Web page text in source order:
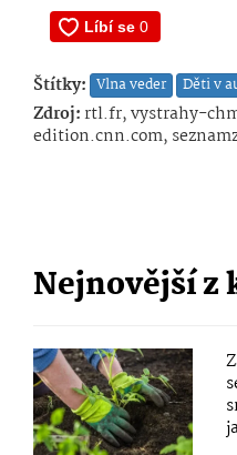
Štítky: Vlna veder Děti v
Zdroj:rtl.fr, vystrahy-
edition.cnn.com,
Nejnovější z